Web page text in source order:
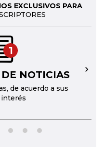
EXCLUSIVOS PARA
1
NOTICIAS
de acuerdo a sus
→